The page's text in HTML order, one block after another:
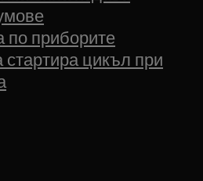
по приборите
цикъл при